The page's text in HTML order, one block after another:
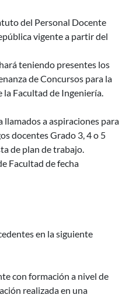
del Personal Docente
vigente a partir del
teniendo presentes los
de Concursos para la
la Facultad de Ingeniería.
llamados a aspiraciones para
docentes Grado 3, 4 o 5
de plan de trabajo.
Facultad de fecha
en la siguiente
con formación a nivel de
realizada en una